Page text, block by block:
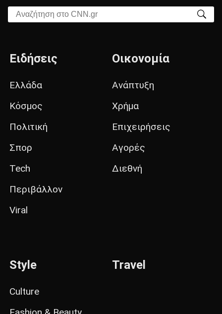
Αναζήτηση στο CNN.gr
Ειδήσεις
Ελλάδα
Κόσμος
Πολιτική
Σπορ
Tech
Περιβάλλον
Viral
Οικονομία
Ανάπτυξη
Χρήμα
Επιχειρήσεις
Αγορές
Διεθνή
Style
Culture
Travel